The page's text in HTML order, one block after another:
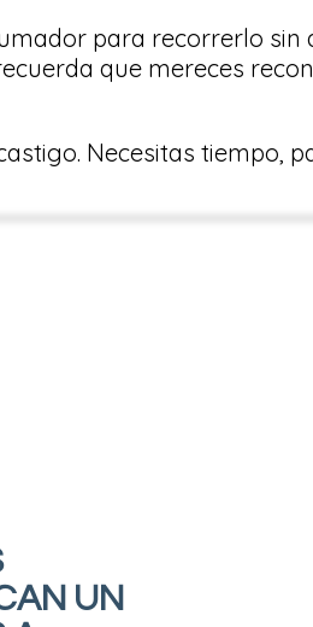
para recorrerlo
que mereces
Necesitas tiempo,
UN